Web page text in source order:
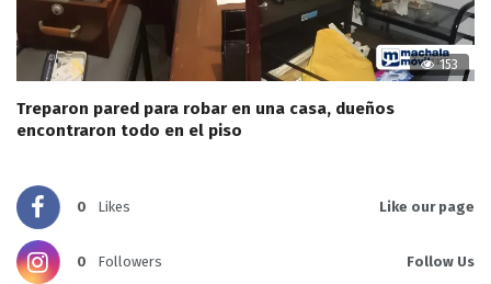
153
Treparon pared para robar en una casa, dueños
encontraron todo en el piso
0 Likes Like our page
0 Followers Follow Us